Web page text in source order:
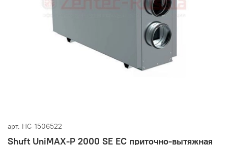
арт. НС-1506522
Shuft UniMAX-P 2000 SE EC приточно-вытяжная